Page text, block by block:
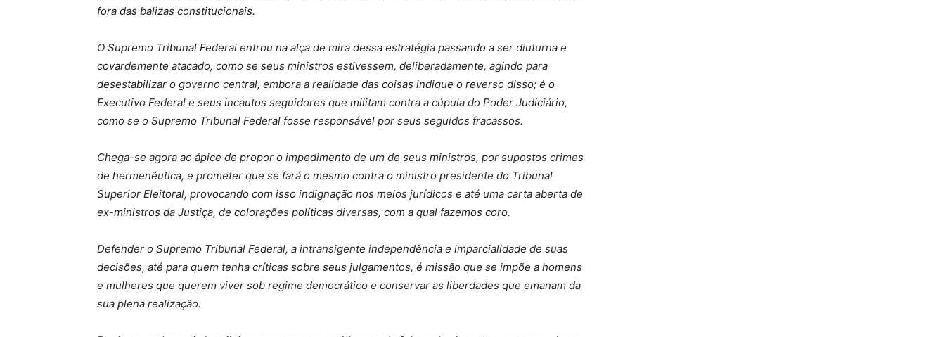
fora das balizas constitucionais.
O Supremo Tribunal Federal entrou na alça de mira dessa estratégia passando a ser diuturna e
covardemente atacado, como se seus ministros estivessem, deliberadamente, agindo para
desestabilizar o governo central, embora a realidade das coisas indique o reverso disso; é o
Executivo Federal e seus incautos seguidores que militam contra a cúpula do Poder Judiciário,
como se o Supremo Tribunal Federal fosse responsável por seus seguidos fracassos.
Chega-se agora ao ápice de propor o impedimento de um de seus ministros, por supostos crimes
de hermenêutica, e prometer que se fará o mesmo contra o ministro presidente do Tribunal
Superior Eleitoral, provocando com isso indignação nos meios jurídicos e até uma carta aberta de
ex-ministros da Justiça, de colorações políticas diversas, com a qual fazemos coro.
Defender o Supremo Tribunal Federal, a intransigente independência e imparcialidade de suas
decisões, até para quem tenha críticas sobre seus julgamentos, é missão que se impõe a homens
e mulheres que querem viver sob regime democrático e conservar as liberdades que emanam da
sua plena realização.